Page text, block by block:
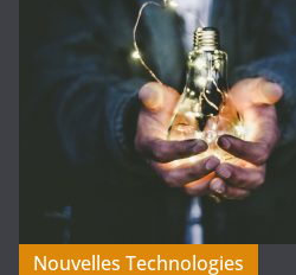
Nouvelles Technologies